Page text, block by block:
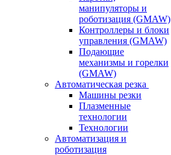
манипуляторы и
роботизация (GMAW)
Контроллеры и блоки
управления (GMAW)
Подающие
механизмы и горелки
(GMAW)
Автоматическая резка
Машины резки
Плазменные
технологии
Технологии
Автоматизация и
роботизация